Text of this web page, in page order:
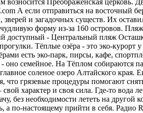
Преображенская церковь.
А если отправиться на восточный
и загадочных существ. Их
форму из-за 160 островов.
доступный - Центральный пляж
Тёплые озёра - это эко-курорт
есть эко-парк, пирсы, кафе,
оно семейное. На Тёплом собираются
соленое озеро Алтайского края.
что грязевые процедуры помогают
характер и своя сила. Где-то вода
без необходимости лететь на другой
а по-настоящему прийти в себя. Радио